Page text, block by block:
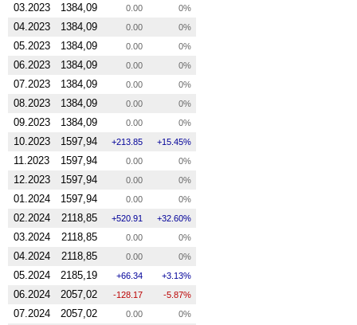
03.2023 1384,09 0.00 0%
04.2023 1384,09 0.00 0%
05.2023 1384,09 0.00 0%
06.2023 1384,09 0.00 0%
07.2023 1384,09 0.00 0%
08.2023 1384,09 0.00 0%
09.2023 1384,09 0.00 0%
10.2023 1597,94 213.85 15.45%
11.2023 1597,94 0.00 0%
12.2023 1597,94 0.00 0%
01.2024 1597,94 0.00 0%
02.2024 2118,85 520.91 32.60%
03.2024 2118,85 0.00 0%
04.2024 2118,85 0.00 0%
05.2024 2185,19 66.34 3.13%
06.2024 2057,02 -128.17 -5.87%
07.2024 2057,02 0.00 0%